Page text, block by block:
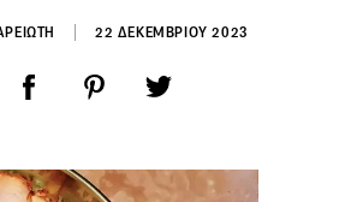
22 ΔΕΚΕΜΒΡΙΟΥ 2023